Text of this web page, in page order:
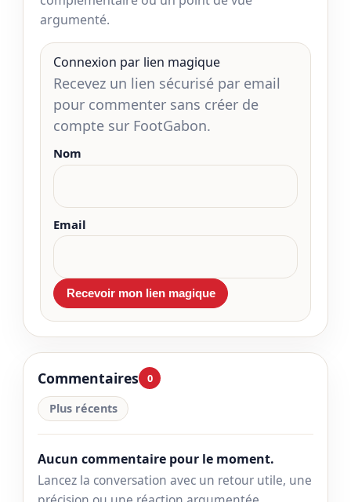
argumenté.
Connexion par lien magique
Recevez un lien sécurisé par email
pour commenter sans créer de
compte sur FootGabon.
Nom
Email
Commentaires 0
Plus récents
Aucun commentaire pour le moment.
Lancez la conversation avec un retour utile, une